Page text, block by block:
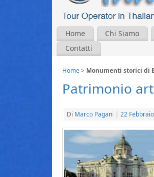
Home Chi Siamo
Contatti
Home> Monumenti storici di
Patrimonio
Di Marco Pagani | 22